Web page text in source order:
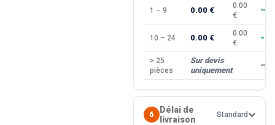
1 – 9 0.00 €
0.00
€
—
10 – 24 0.00 €
0.00
€
> 25
pièces
Sur devis
uniquement
—
6
Délai de
livraison
Standard